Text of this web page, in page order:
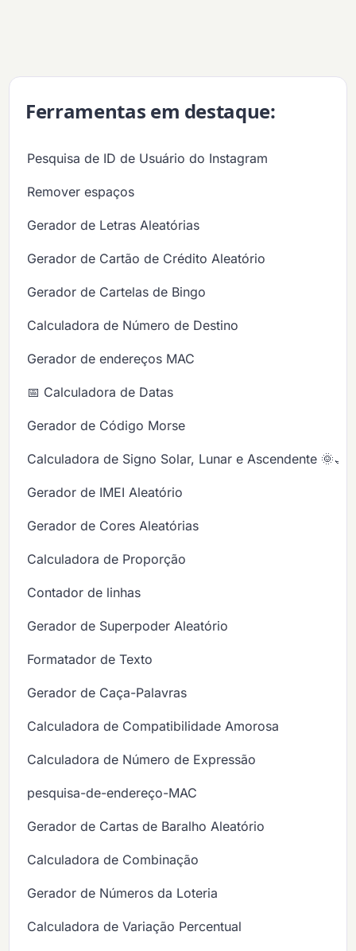
Ferramentas em destaque:
Pesquisa de ID de Usuário do Instagram
Remover espaços
Gerador de Letras Aleatórias
Gerador de Cartão de Crédito Aleatório
Gerador de Cartelas de Bingo
Calculadora de Número de Destino
Gerador de endereços MAC
📅 Calculadora de Datas
Gerador de Código Morse
Calculadora de Signo Solar, Lunar e Ascendente
Gerador de IMEI Aleatório
Gerador de Cores Aleatórias
Calculadora de Proporção
Contador de linhas
Gerador de Superpoder Aleatório
Formatador de Texto
Gerador de Caça-Palavras
Calculadora de Compatibilidade Amorosa
Calculadora de Número de Expressão
pesquisa-de-endereço-MAC
Gerador de Cartas de Baralho Aleatório
Calculadora de Combinação
Gerador de Números da Loteria
Calculadora de Variação Percentual